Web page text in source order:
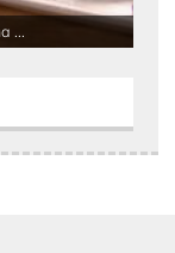
...